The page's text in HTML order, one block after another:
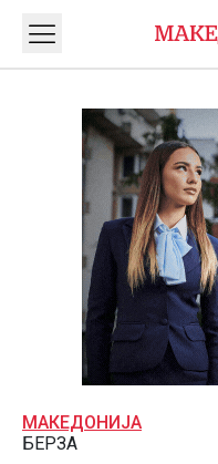
МАКЕДОНИЈА
БЕРЗА